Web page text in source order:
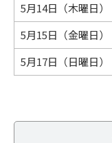
5月14日（木曜日）
5月15日（金曜日）
5月17日（日曜日）